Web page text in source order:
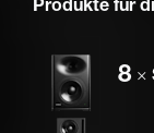
Produkte für
8 ×